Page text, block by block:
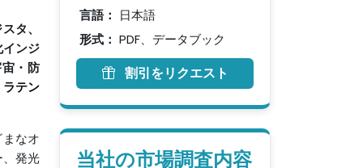
タ、
インジ
宙・防
ラテン
なオ
、発光
言語： 日本語
形式： PDF、データブック
割引をリクエスト
当社の市場調査内容